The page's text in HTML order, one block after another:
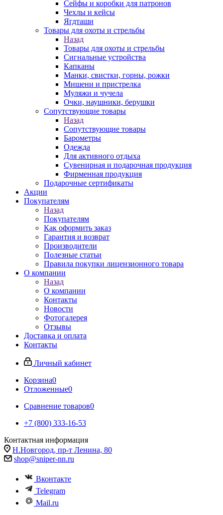
Сейфы и коробки для патронов
Чехлы и кейсы
Ягдташи
Товары для охоты и стрельбы
Назад
Товары для охоты и стрельбы
Сигнальные устройства
Капканы
Манки, свистки, горны, рожки
Мишени и пристрелка
Муляжи и чучела
Очки, наушники, берушки
Сопутствующие товары
Назад
Сопутствующие товары
Барометры
Одежда
Для активного отдыха
Сувенирная и подарочная продукция
Фирменная продукция
Подарочные сертификаты
Акции
Покупателям
Назад
Покупателям
Как оформить заказ
Гарантия и возврат
Производители
Полезные статьи
Правила покупки лицензионного товара
О компании
Назад
О компании
Контакты
Новости
Фотогалерея
Отзывы
Доставка и оплата
Контакты
Личный кабинет
Корзина0
Отложенные0
Сравнение товаров0
+7 (800) 333-16-53
Контактная информация
Н.Новгород, пр-т Ленина, 80
shop@sniper-nn.ru
Вконтакте
Telegram
Mail.ru